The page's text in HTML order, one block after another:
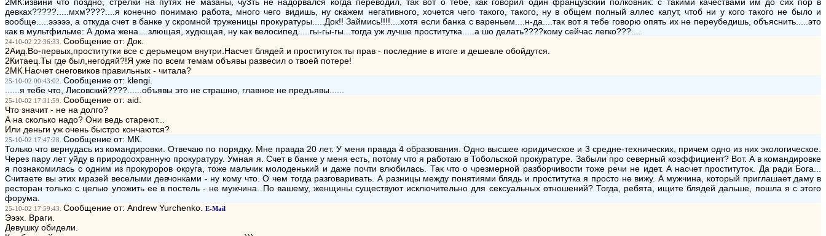
девках?????.....мхм????....я конечно понимаю работа, много чего видишь, ну скажем негативного, хочется чего такого, такого, ну в общем полный аллес капут, чтоб ни у кого такого не было и
вообще.....эээээ, а откуда счет в банке у скромной труженицы прокуратуры.....Док!! Займись!!!!....хотя если банка с вареньем....н-да....так вот я тебе говорю опять их не переубедишь, объяснить.....это
как в мультфильме: А дома жена....злющая, худющая, ну как велосипед.....гы-гы-гы...тогда уж лучше проститутка.....а шо делать????кому сейчас легко???....
24-10-02 22:36:33. Сообщение от: Док.
2Аид.Во-первых,проститутки все с дерьмецом внутри.Насчет блядей и проституток ты прав - последние в итоге и дешевле обойдутся.
2Китаец.Ты где был,негодяй?!Я уже по всем темам объявы развесил о твоей потере!
2МК.Насчет снеговиков правильных - читала?
25-10-02 00:43:02. Сообщение от: klengi.
......я тебе что, Лисовский????......объявы это не страшно, главное не предъявы......
25-10-02 17:31:59. Сообщение от: aid.
Что значит - не на долго?
А на сколько надо? Они ведь стареют...
Или деньги уж очень быстро кончаются?
25-10-02 17:47:28. Сообщение от: МК.
Только что вернудась из командировки. Отвечаю по порядку. Мне правда 20 лет. У меня правда 4 образования. Одно высшее юридическое и 3 средне-технических, причем одно из них экологическое.
Через пару лет уйду в природоохранную прокуратуру. Умная я. Счет в банке у меня есть, потому что я работаю в Тобольской прокуратуре. Забыли про северный коэффициент? Вот. А в командировке
я познакомилась с одним из прокуроров округа, тоже мальчик молоденький и даже почти влюбилась. Так что о чрезмерной разборчивости тоже речи не идет. А насчет проституток. Да ради Бога...
Считаете вы этих мразей веселыми девчонками - ну кому что. О чем тогда разговаривать. А разницы между понятиями блядь и проститутка я просто не вижу. А мужчина, который приглашает даму в
ресторан только с целью уложить ее в постель - не мужчина. По вашему, женщины существуют исключительно для сексуальных отношений? Тогда, ребята, ищите блядей дальше, пошла я с этого
форума.
25-10-02 17:59:43. Сообщение от: Andrew Yurchenko. E-Mail
Эээх. Враги.
Девушку обидели.